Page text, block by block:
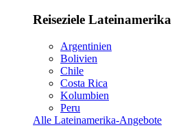
Reiseziele Lateinamerika
Argentinien
Bolivien
Chile
Costa Rica
Kolumbien
Peru
Alle Lateinamerika-Angebote